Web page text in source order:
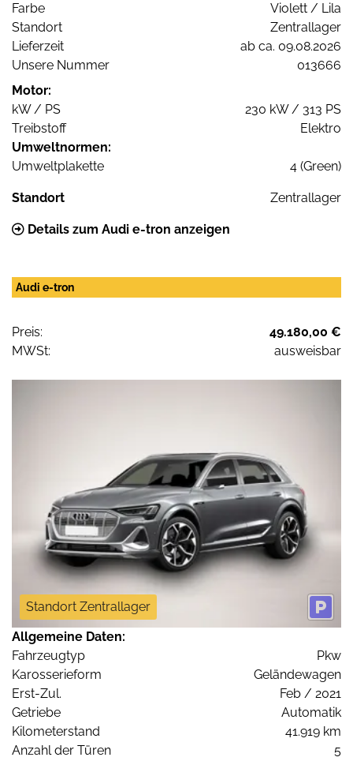
Farbe
Violett / Lila
Standort
Zentrallager
Lieferzeit
ab ca. 09.08.2026
Unsere Nummer
013666
Motor:
kW / PS
230 kW / 313 PS
Treibstoff
Elektro
Umweltnormen:
Umweltplakette
4 (Green)
Standort Zentrallager
Details zum Audi e-tron anzeigen
Audi e-tron
Preis:
49.180,00 €
MWSt:
ausweisbar
Standort Zentrallager
Allgemeine Daten:
Fahrzeugtyp
Pkw
Karosserieform
Geländewagen
Erst-Zul.
Feb / 2021
Getriebe
Automatik
Kilometerstand
41.919 km
Anzahl der Türen
5